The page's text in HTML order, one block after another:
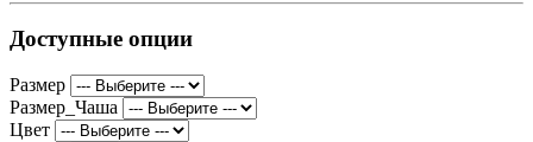
Доступные опции
Размер
Размер_Чаша
Цвет